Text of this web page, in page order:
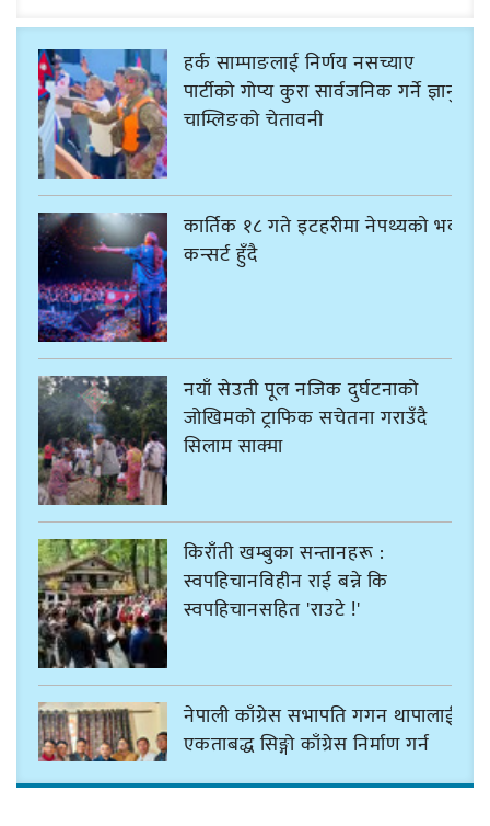
हर्क साम्पाङलाई निर्णय नसच्याए
पार्टीको गोप्य कुरा सार्वजनिक गर्ने ज्ञानु
चाम्लिङको चेतावनी
कार्तिक १८ गते इटहरीमा नेपथ्यको भव्य
कन्सर्ट हुँदै
नयाँ सेउती पूल नजिक दुर्घटनाको
जोखिमको ट्राफिक सचेतना गराउँदै
सिलाम साक्मा
किराँती खम्बुका सन्तानहरू :
स्वपहिचानविहीन राई बन्ने कि
स्वपहिचानसहित 'राउटे !'
नेपाली काँग्रेस सभापति गगन थापालाई
एकताबद्ध सिङ्गो काँग्रेस निर्माण गर्न